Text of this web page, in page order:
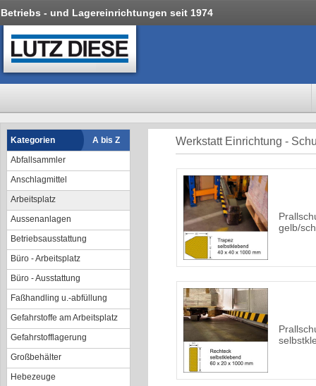
Betriebs - und Lagereinrichtungen seit 1974
Kategorien
A bis Z
Abfallsammler
Anschlagmittel
Arbeitsplatz
Aussenanlagen
Betriebsausstattung
Büro - Arbeitsplatz
Büro - Ausstattung
Faßhandling u.-abfüllung
Gefahrstoffe am Arbeitsplatz
Gefahrstofflagerung
Großbehälter
Hebezeuge
Werkstatt Einrichtung -
gelb/